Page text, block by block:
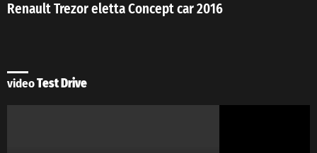
Renault Trezor eletta Concept car 2016
videoTest Drive